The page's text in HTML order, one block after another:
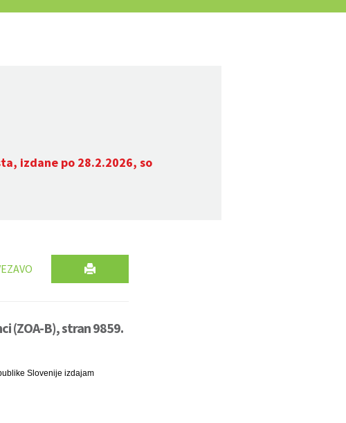
izdane po 28.2.2026, so
(ZOA-B), stran 9859.
Slovenije izdajam